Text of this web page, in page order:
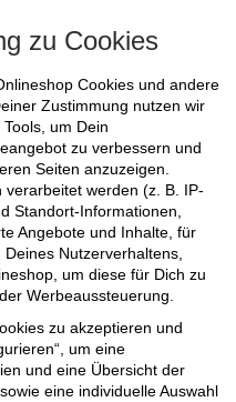
zu Cookies
Cookies und andere
Zustimmung nutzen wir
um Dein
zu verbessern und
Seiten anzuzeigen.
werden (z. B. IP-
Standort-Informationen,
Angebote und Inhalte, für
Nutzerverhaltens,
um diese für Dich zu
Werbeaussteuerung.
zu akzeptieren und
um eine
und eine Übersicht der
eine individuelle Auswahl